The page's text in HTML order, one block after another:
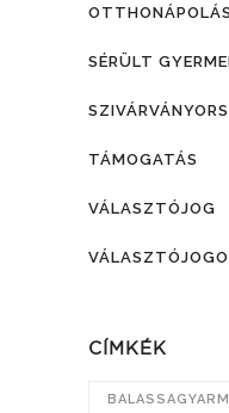
OTTHONÁPOLÁS
SÉRÜLT
TÁMOGATÁS
VÁLASZTÓJOG
CÍMKÉK